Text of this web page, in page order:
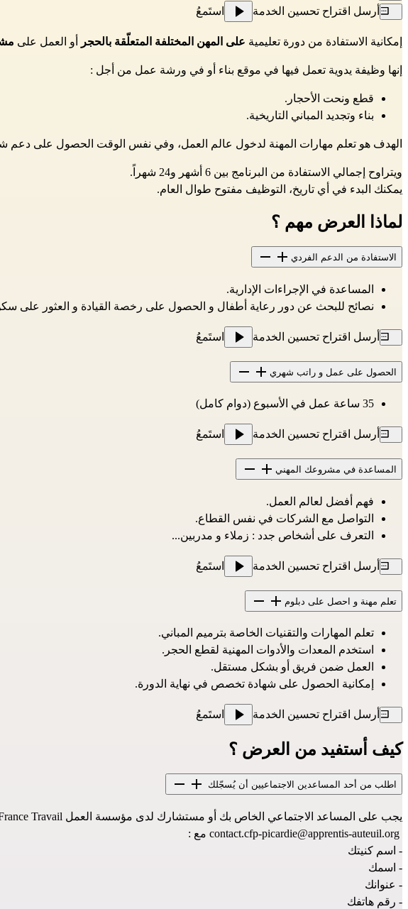
أرسل اقتراح تحسين الخدمة استَمعُ
إمكانية الاستفادة من دورة تعليمية على المهن المختلفة المتعلّقة بالحجر أو العمل على
إنها وظيفة يدوية تعمل فيها في موقع بناء أو في ورشة عمل من أجل :
قطع ونحت الأحجار.
بناء وتجديد المباني التاريخية.
الهدف هو تعلم مهارات المهنة لدخول عالم العمل، وفي نفس الوقت الحصول على
ويتراوح إجمالي الاستفادة من البرنامج بين 6 أشهر و24 شهراً.
يمكنك البدء في أي تاريخ، التوظيف مفتوح طوال العام.
لماذا العرض مهم ؟
الاستفادة من الدعم الفردي
المساعدة في الإجراءات الإدارية.
نصائح للبحث عن دور رعاية أطفال و الحصول على رخصة القيادة و العثور على
أرسل اقتراح تحسين الخدمة استَمعُ
الحصول على عمل و راتب شهري
35 ساعة عمل في الأسبوع (دوام كامل)
أرسل اقتراح تحسين الخدمة استَمعُ
المساعدة في مشروعك المهني
فهم أفضل لعالم العمل.
التواصل مع الشركات في نفس القطاع.
التعرف على أشخاص جدد : زملاء و مدربين...
أرسل اقتراح تحسين الخدمة استَمعُ
تعلم مهنة و احصل على دبلوم
تعلم المهارات والتقنيات الخاصة بترميم المباني.
استخدم المعدات والأدوات المهنية لقطع الحجر.
العمل ضمن فريق أو بشكل مستقل.
إمكانية الحصول على شهادة تخصص في نهاية الدورة.
أرسل اقتراح تحسين الخدمة استَمعُ
كيف أستفيد من العرض ؟
اطلب من أحد المساعدين الاجتماعيين أن يُسجّلك
يجب على المساعد الاجتماعي الخاص بك أو مستشارك لدى مؤسسة العمل France Travail أو موظف مؤسسة الميسيون لوكال Mission Locale إرسال بريد إلكتروني إلى هذا العنوان :
contact.cfp-picardie@apprentis-auteuil.org مع :
- اسم كنيتك
- اسمك
- عنوانك
- رقم هاتفك